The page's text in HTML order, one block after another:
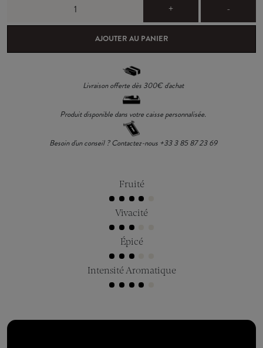
+ -
AJOUTER AU PANIER
Livraison offerte dès 300€ d'achat
Produit disponible dans votre caisse personnalisée.
Besoin d'un conseil ? Contactez-nous +33 3 85 87 23 69
Fruité
Vivacité
Épicé
Intensité Aromatique